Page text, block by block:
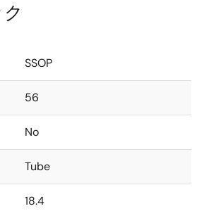
SSOP
56
No
Tube
18.4